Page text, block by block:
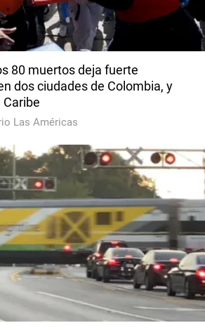
80 muertos deja fuerte
dos ciudades de Colombia, y
Caribe
Las Américas